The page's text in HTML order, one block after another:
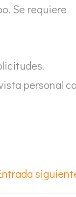
Se requiere
personal